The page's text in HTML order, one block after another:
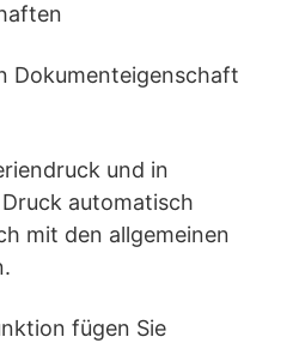
Dokumenteigenschaft
und in
automatisch
mit den allgemeinen
fügen Sie